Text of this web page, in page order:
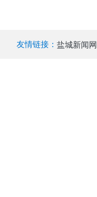
友情链接： 盐城新闻网